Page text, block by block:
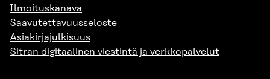
Ilmoituskanava
Saavutettavuusseloste
Asiakirjajulkisuus
Sitran digitaalinen viestintä ja verkkopalvelut